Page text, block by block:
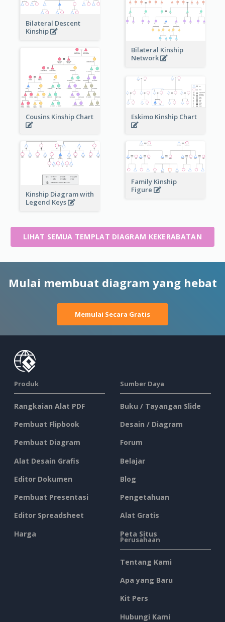
Bilateral Descent
Kinship
Bilateral Kinship
Network
Cousins Kinship Chart Eskimo Kinship Chart
Kinship Diagram with
Legend Keys
Family Kinship
Figure
LIHAT SEMUA TEMPLAT DIAGRAM KEKERABATAN
Mulai membuat diagram yang hebat
Memulai Secara Gratis
Produk
Rangkaian Alat PDF
Pembuat Flipbook
Pembuat Diagram
Alat Desain Grafis
Editor Dokumen
Pembuat Presentasi
Editor Spreadsheet
Harga
Sumber Daya
Buku / Tayangan Slide
Desain / Diagram
Forum
Belajar
Blog
Pengetahuan
Alat Gratis
Peta Situs
Perusahaan
Tentang Kami
Apa yang Baru
Kit Pers
Hubungi Kami